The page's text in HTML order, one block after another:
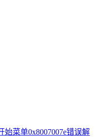
始菜单0x8007007e错误解